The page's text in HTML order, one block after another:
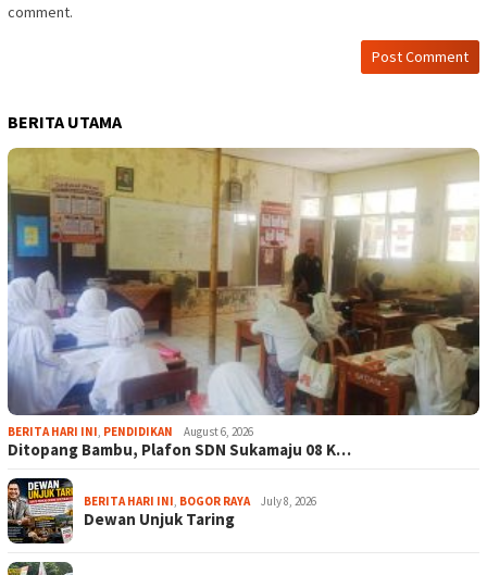
comment.
BERITA UTAMA
BERITA HARI INI PENDIDIKAN August 6, 2026
Ditopang Bambu, Plafon SDN Sukamaju 08 K…
BERITA HARI INI BOGOR RAYA July 8, 2026
Dewan Unjuk Taring